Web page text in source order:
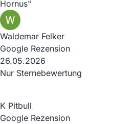
Hornus"
Waldemar Felker
Google Rezension
26.05.2026
Nur Sternebewertung
K Pitbull
Google Rezension